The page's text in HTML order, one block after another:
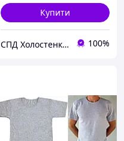
Купити
СПД Холостенко С.Ф. 100%